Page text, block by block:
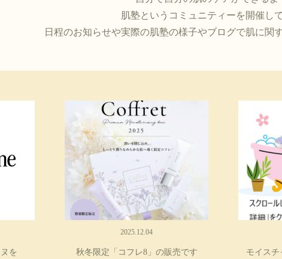
肌塾というコミュニティーを開催し
日程のお知らせや実際の肌塾の様子やブログで肌に関
を
2025.12.04
秋冬限定「コフレ8」の販売です モイスチ